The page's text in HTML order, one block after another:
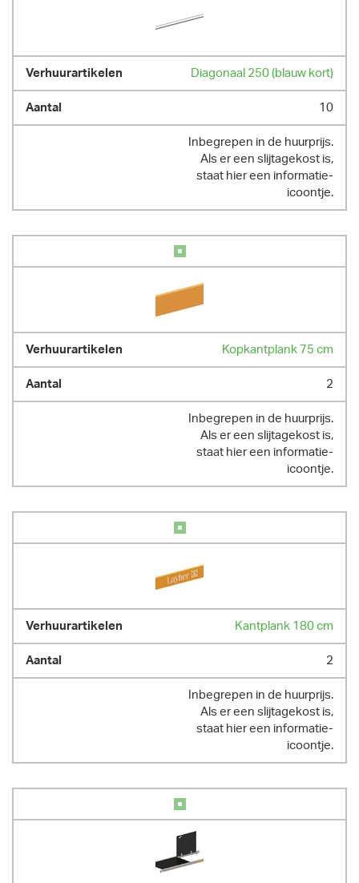
Diagonaal 250 (blauw kort)
10
Inbegrepen in de huurprijs.
Als er een slijtagekost is,
staat hier een informatie-
icoontje.
Kopkantplank 75 cm
2
Inbegrepen in de huurprijs.
Als er een slijtagekost is,
staat hier een informatie-
icoontje.
Kantplank 180 cm
2
Inbegrepen in de huurprijs.
Als er een slijtagekost is,
staat hier een informatie-
icoontje.